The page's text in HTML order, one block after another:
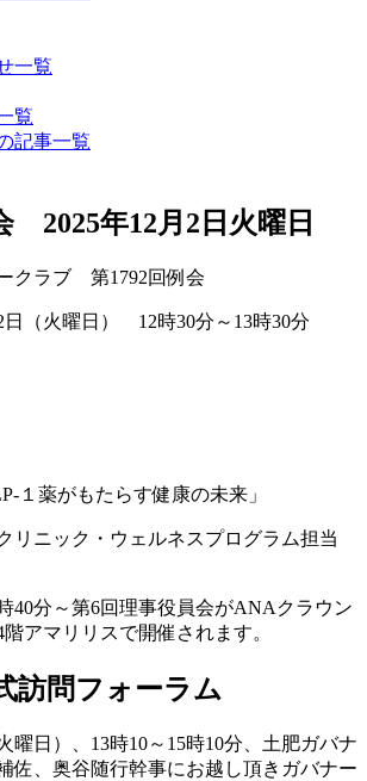
一覧
覧
記事一覧
2025年12月2日火曜日
クラブ 第1792回例会
日（火曜日） 12時30分～13時30分
１薬がもたらす健康の未来」
リニック・ウェルネスプログラム担当
分～第6回理事役員会がANAクラウン
アマリリスで開催されます。
訪問フォーラム
曜日）、13時10～15時10分、土肥ガバナ
佐、奥谷随行幹事にお越し頂きガバナー